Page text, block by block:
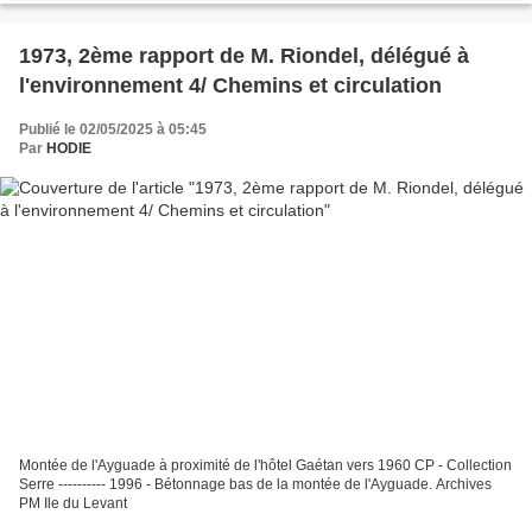
1973, 2ème rapport de M. Riondel, délégué à
l'environnement 4/ Chemins et circulation
Publié le 02/05/2025 à 05:45
Par HODIE
Montée de l'Ayguade à proximité de l'hôtel Gaétan vers 1960 CP - Collection
Serre ---------- 1996 - Bétonnage bas de la montée de l'Ayguade. Archives
PM Ile du Levant